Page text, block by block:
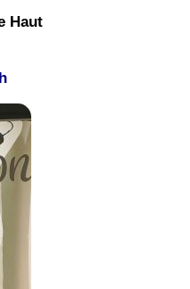
Haut